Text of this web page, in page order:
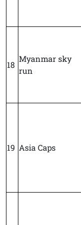
18
Myanmar sky
run
19 Asia Caps